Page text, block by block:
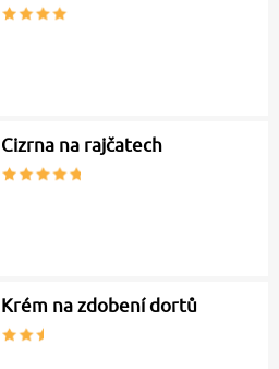
Cizrna na rajčatech
Krém na zdobení dortů